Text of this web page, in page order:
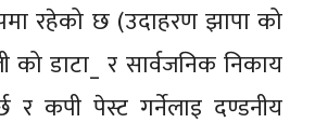
रहेको छ (उदाहरण झापा को
को डाटा_ र सार्वजनिक निकाय
र कपी पेस्ट गर्नेलाइ दण्डनीय